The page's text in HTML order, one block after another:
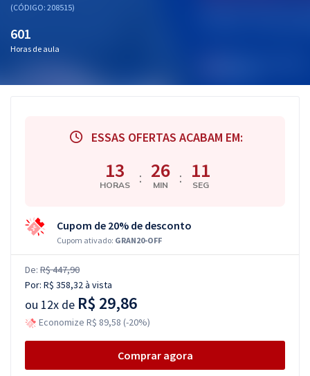
Conteúdo gratuito
Atendimento
(CÓDIGO: 208515)
601
Horas de aula
ESSAS OFERTAS ACABAM EM:
13
HORAS : 26
MIN : 10
SEG
Cupom de 20% de desconto
Cupom ativado: GRAN20-OFF
De: R$ 447,90
Por: R$ 358,32à vista
ou 12x de R$ 29,86
Economize R$ 89,58 (-20%)
Comprar agora